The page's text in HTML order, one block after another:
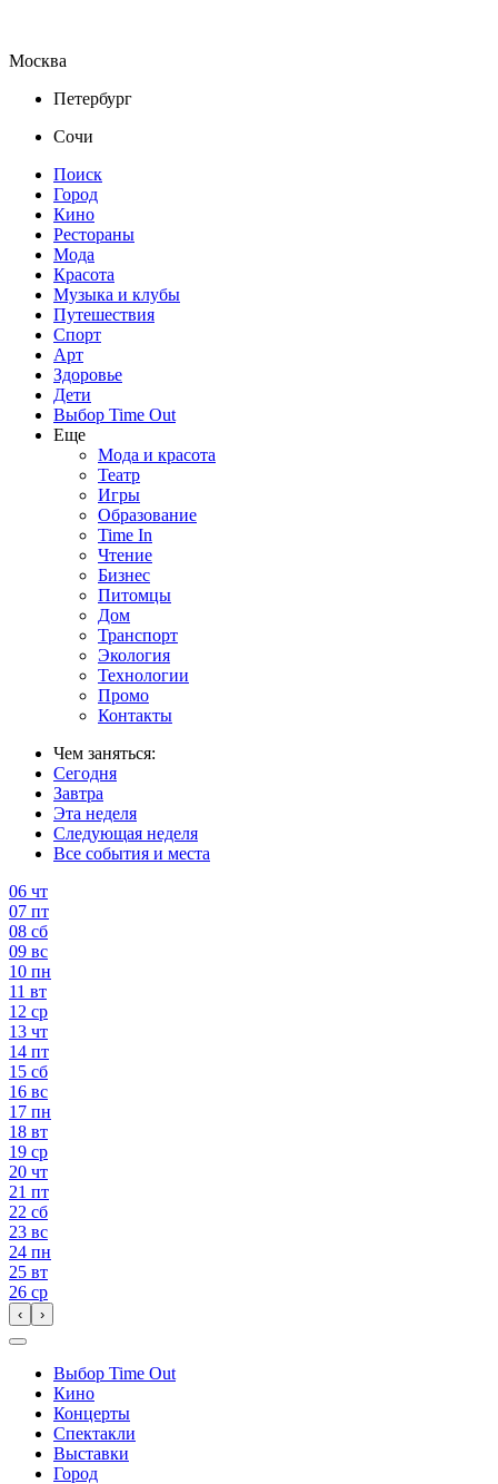
Москва
Петербург
Сочи
Поиск
Город
Кино
Рестораны
Мода
Красота
Музыка и клубы
Путешествия
Спорт
Арт
Здоровье
Дети
Выбор Time Out
Еще
Мода и красота
Театр
Игры
Образование
Time In
Чтение
Бизнес
Питомцы
Дом
Транспорт
Экология
Технологии
Промо
Контакты
Чем заняться:
Сегодня
Завтра
Эта неделя
Следующая неделя
Все события и места
06 чт
07 пт
08 сб
09 вс
10 пн
11 вт
12 ср
13 чт
14 пт
15 сб
16 вс
17 пн
18 вт
19 ср
20 чт
21 пт
22 сб
23 вс
24 пн
25 вт
26 ср
‹ ›
Выбор Time Out
Кино
Концерты
Спектакли
Выставки
Город